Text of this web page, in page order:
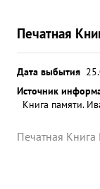
Печатная
Дата выбытия
Источник
Книга памяти.
Печатная Книга